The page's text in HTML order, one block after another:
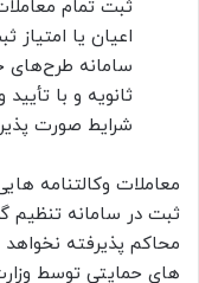
ثبت تمام
اعیان یا امتیاز
سامانه طرح‌های
ثانویه و با
شرایط صورت
معاملات وکالتنامه
ثبت در سامانه تنظیم
محاکم پذیرفته
های حمایتی توسط